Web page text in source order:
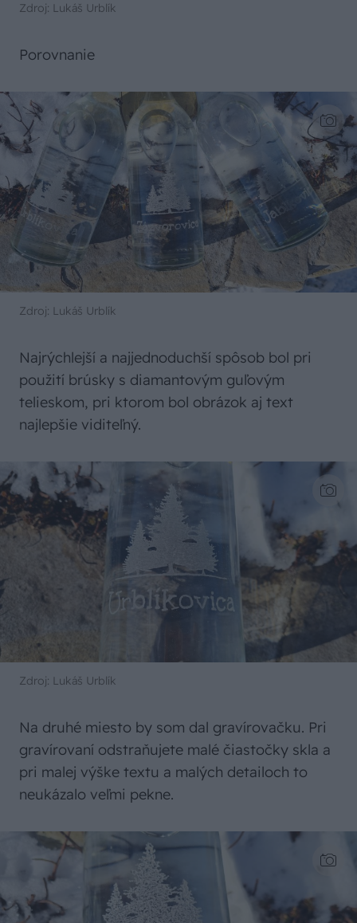
Zdroj: Lukáš Urblík
Porovnanie
Zdroj: Lukáš Urblík
Najrýchlejší a najjednoduchší spôsob bol pri
použití brúsky s diamantovým guľovým
telieskom, pri ktorom bol obrázok aj text
najlepšie viditeľný.
Zdroj: Lukáš Urblík
Na druhé miesto by som dal gravírovačku. Pri
gravírovaní odstraňujete malé čiastočky skla a
pri malej výške textu a malých detailoch to
neukázalo veľmi pekne.